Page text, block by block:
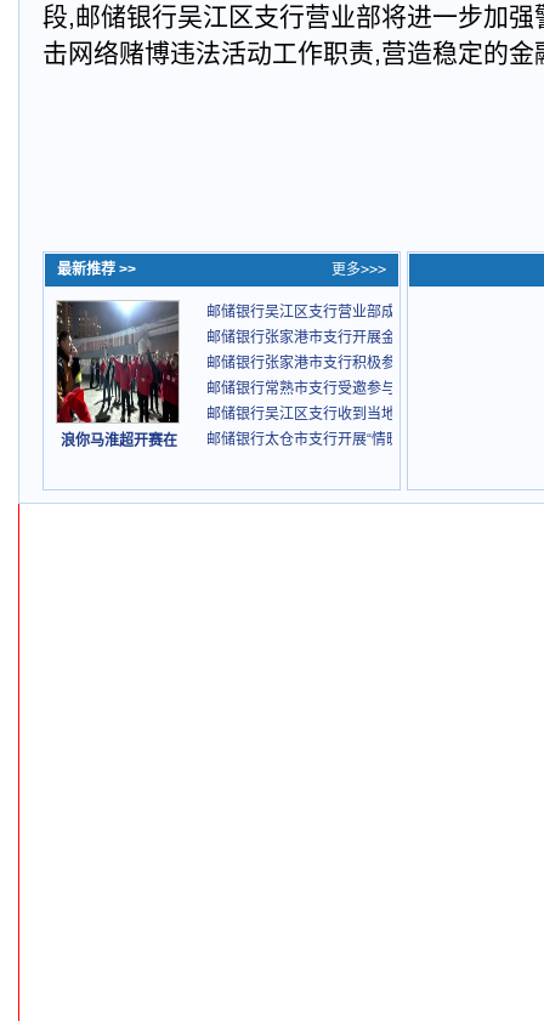
段,邮储银行吴江区支行营业部将进一步加
击网络赌博违法活动工作职责,营造稳定的金
最新推荐 >> 更多>>>
浪你马淮超开赛在
邮储银行吴江区支行营业部成功协助公安机关抓获
邮储银行张家港市支行开展金融宣传周特色活动
邮储银行张家港市支行积极参与青少年实践基地金
邮储银行常熟市支行受邀参与“奔跑吧·常铝”村跑活动
邮储银行吴江区支行收到当地派出所表扬信
邮储银行太仓市支行开展“情暖重阳，银龄同乐”敬老